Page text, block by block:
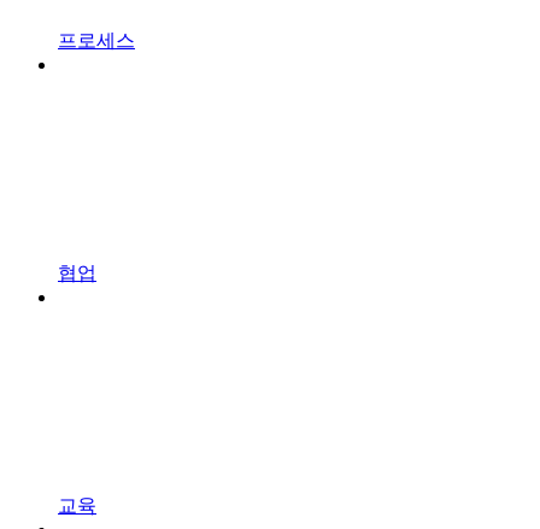
프로세스
협업
교육